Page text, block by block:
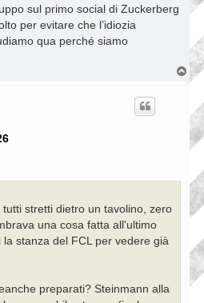
sul primo social di Zuckerberg
per evitare che l’idiozia
qua perché siamo
o
stretti dietro un tavolino, zero
una cosa fatta all'ultimo
stanza del FCL per vedere già
preparati? Steinmann alla